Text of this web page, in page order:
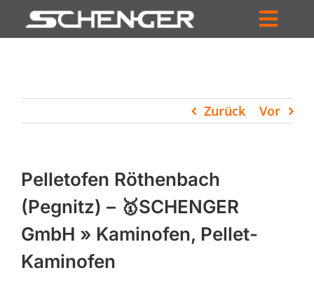
Inhalt
HÄNDLERSUCHE
UNTERNEHMEN
PROFIL
WARENKORB
Zurück Vor
Pelletofen Röthenbach
(Pegnitz) – 🥇SCHENGER
GmbH » Kaminofen, Pellet-
Kaminofen